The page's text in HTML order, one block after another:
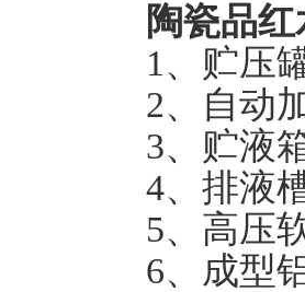
陶瓷品
1、贮
2、自动
3、贮
4、排
5、高
6、成型